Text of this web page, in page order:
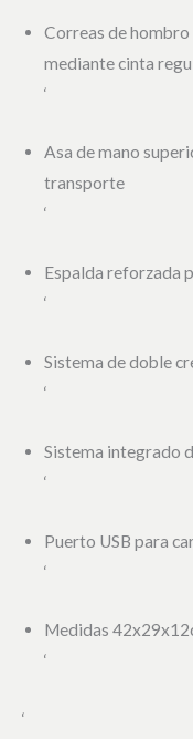
Correas de hombro
mediante cinta
‘
Asa de mano
transporte
‘
Espalda reforzada
‘
Sistema de doble
‘
Sistema integrado
‘
Puerto USB para
‘
Medidas
‘
‘